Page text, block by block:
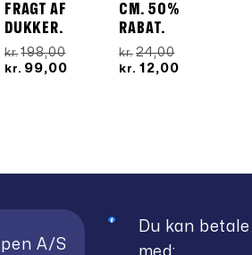
FRAGT AF
DUKKER.
kr. 198,00Den
oprindelige
kr. 99,00Den
CM. 50%
RABAT.
kr. 24,00Den
oprindelige
kr. 12,00Den
A/S
Du kan betale